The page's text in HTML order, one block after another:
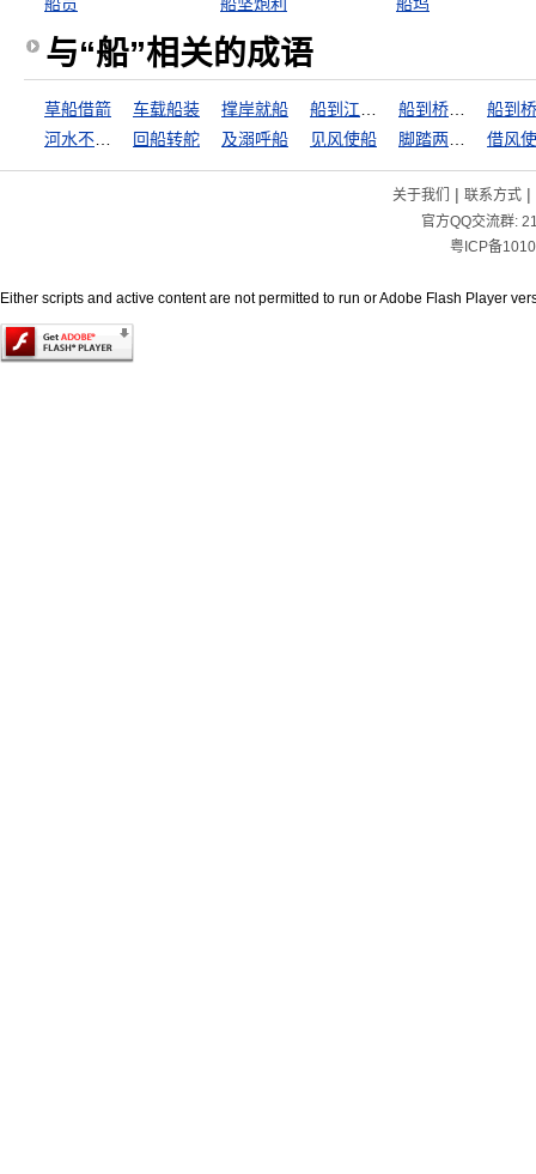
与“船”相关的成语
草船借箭 车载船装 撑岸就船
回船转舵 及溺呼船 见风使船 借风
关于我们 | 联系方式|
官方QQ交流群:
粤ICP备
Either scripts and active content are not permitted to run or Adobe Flash Player